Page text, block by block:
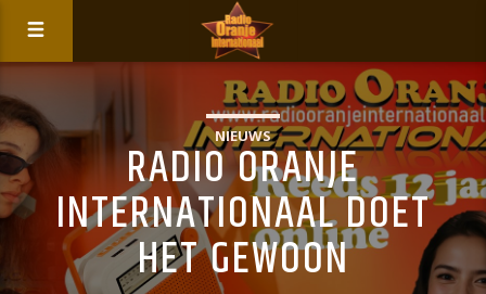
NIEUWS
RADIO ORANJE
INTERNATIONAAL DOET
HET GEWOON